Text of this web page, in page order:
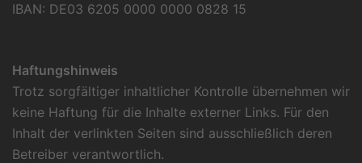
IBAN: DE03 6205 0000 0000 0828 15
Haftungshinweis
Trotz sorgfältiger inhaltlicher Kontrolle übernehmen wir
keine Haftung für die Inhalte externer Links. Für den
Inhalt der verlinkten Seiten sind ausschließlich deren
Betreiber verantwortlich.